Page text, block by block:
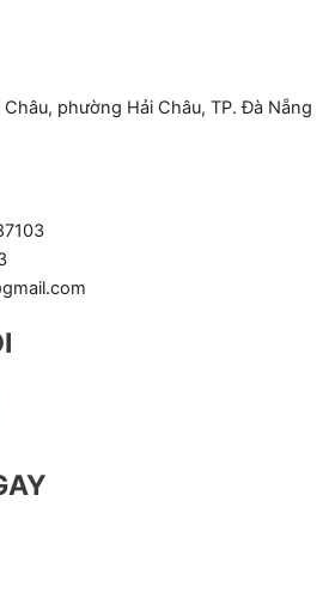
Châu, phường Hải Châu, TP. Đà Nẵng